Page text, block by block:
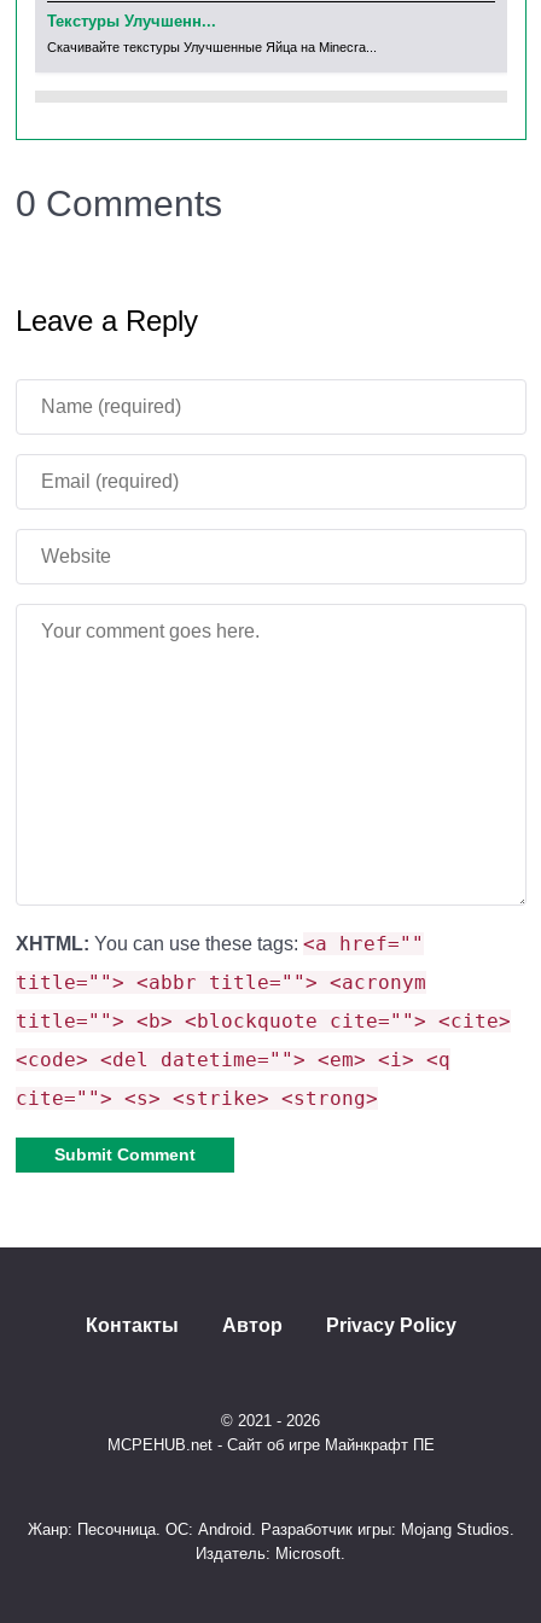
Текстуры Улучшенн...
Скачивайте текстуры Улучшенные Яйца на Minecra...
0 Comments
Leave a Reply
XHTML: You can use these tags: <a href=""
title=""> <abbr title=""> <acronym
title=""> <b> <blockquote cite=""> <cite>
<code> <del datetime=""> <em> <i> <q
cite=""> <s> <strike> <strong>
Контакты Автор Privacy Policy
© 2021 - 2026
MCPEHUB.net - Сайт об игре Майнкрафт ПЕ
Жанр: Песочница. ОС: Android. Разработчик игры: Mojang Studios.
Издатель: Microsoft.